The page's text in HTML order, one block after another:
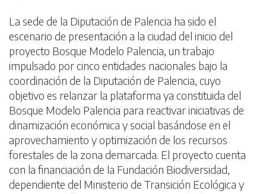
La sede de la Diputación de Palencia ha sido el
escenario de presentación a la ciudad del inicio del
proyecto Bosque Modelo Palencia, un trabajo
impulsado por cinco entidades nacionales bajo la
coordinación de la Diputación de Palencia, cuyo
objetivo es relanzar la plataforma ya constituida del
Bosque Modelo Palencia para reactivar iniciativas de
dinamización económica y social basándose en el
aprovechamiento y optimización de los recursos
forestales de la zona demarcada. El proyecto cuenta
con la financiación de la Fundación Biodiversidad,
dependiente del Ministerio de Transición Ecológica y